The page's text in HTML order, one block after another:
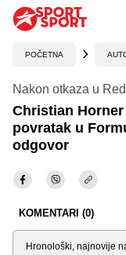
POČETNA
Nakon otkaza u
Christian
povratak u
odgovor
KOMENTARI (0)
Sortiraj